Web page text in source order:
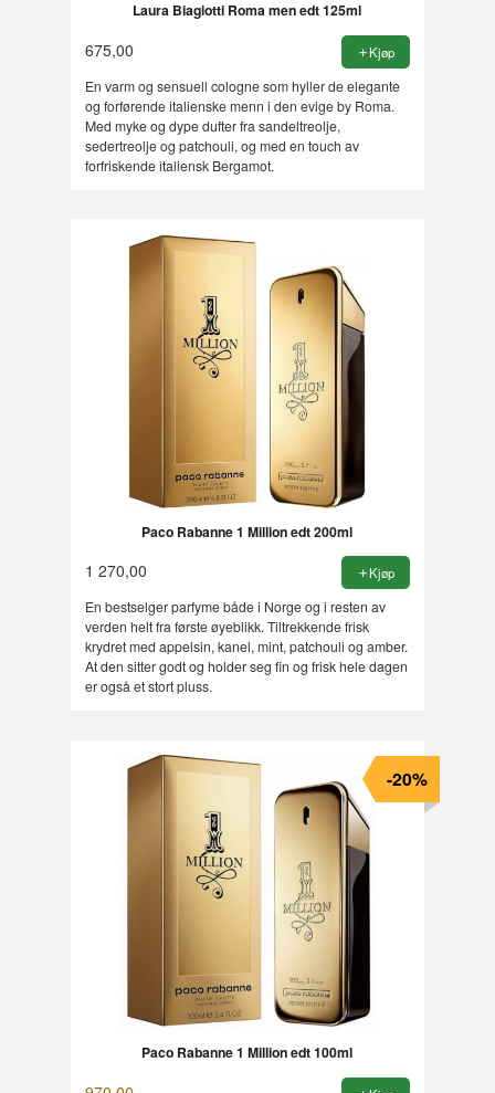
Laura Biagiotti Roma men edt 125ml
675,00 Kjøp
En varm og sensuell cologne som hyller de elegante
og forførende italienske menn i den evige by Roma.
Med myke og dype dufter fra sandeltreolje,
sedertreolje og patchouli, og med en touch av
forfriskende italiensk Bergamot.
Paco Rabanne 1 Million edt 200ml
1 270,00 Kjøp
En bestselger parfyme både i Norge og i resten av
verden helt fra første øyeblikk. Tiltrekkende frisk
krydret med appelsin, kanel, mint, patchouli og amber.
At den sitter godt og holder seg fin og frisk hele dagen
er også et stort pluss.
Paco Rabanne 1 Million edt 100ml
-20%